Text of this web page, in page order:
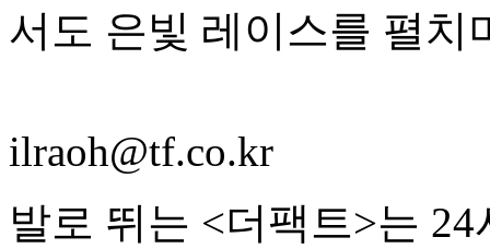
서도 은빛 레이스를 펼치
ilraoh@tf.co.kr
발로 뛰는 <더팩트>는